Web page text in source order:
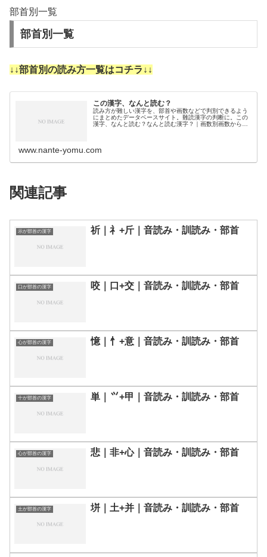
部首別一覧
部首別一覧
↓↓部首別の読み方一覧はコチラ↓↓
この漢字、なんと読む？
読み方が難しい漢字を、部首や画数などで判別できるよう
にまとめたデータベースサイト。難読漢字の判断に。この
漢字、なんと読む？なんと読む漢字？｜画数別画数から漢
www.nante-yomu.com
関連記事
示が部首の漢字 祈｜礻+斤｜音読み・訓読み・部首
口が部首の漢字 咬｜口+交｜音読み・訓読み・部首
心が部首の漢字 憶｜忄+意｜音読み・訓読み・部首
十が部首の漢字 単｜⺍+甲｜音読み・訓読み・部首
心が部首の漢字 悲｜非+心｜音読み・訓読み・部首
土が部首の漢字 垪｜土+并｜音読み・訓読み・部首